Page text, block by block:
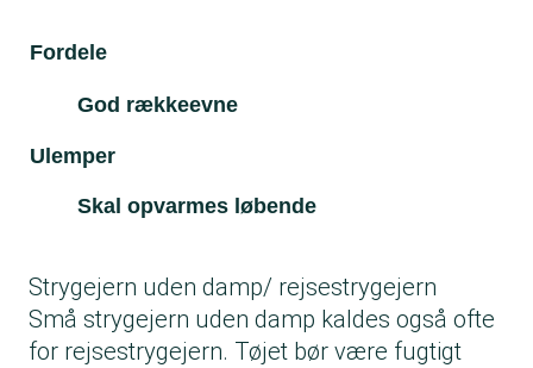
Fordele
God rækkeevne
Ulemper
Skal opvarmes løbende
Strygejern uden damp/ rejsestrygejern
Små strygejern uden damp kaldes også ofte
for rejsestrygejern. Tøjet bør være fugtigt